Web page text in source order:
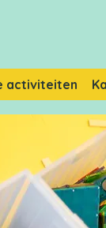
activiteiten